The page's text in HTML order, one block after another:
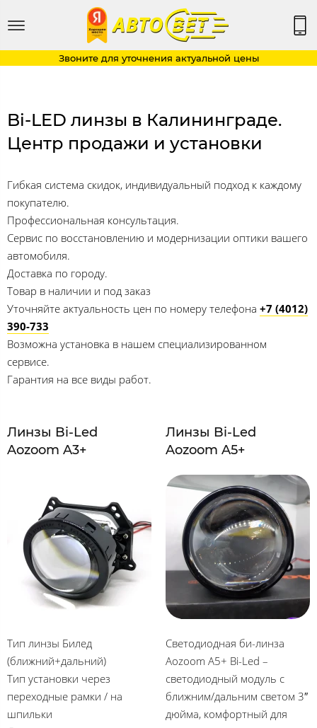
Звоните для уточнения актуальной цены
Bi-LED линзы в Калининграде.
Центр продажи и установки
Гибкая система скидок, индивидуальный подход к каждому
покупателю.
Профессиональная консультация.
Сервис по восстановлению и модернизации оптики вашего
автомобиля.
Доставка по городу.
Товар в наличии и под заказ
Уточняйте актуальность цен по номеру телефона +7 (4012)
390-733
Возможна установка в нашем специализированном
сервисе.
Гарантия на все виды работ.
Линзы Bi-Led
Aozoom A3+
Тип линзы Билед
(ближний+дальний)
Тип установки через
переходные рамки / на
шпильки
Линзы Bi-Led
Aozoom A5+
Светодиодная би-линза
Aozoom A5+ Bi-Led –
светодиодный модуль с
ближним/дальним светом 3″
дюйма, комфортный для